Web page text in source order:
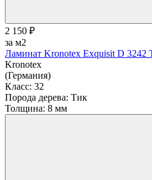
2 150 ₽
за м2
Ламинат Kronotex Exquisit D 3242
Kronotex
(Германия)
Класс: 32
Порода дерева: Тик
Толщина: 8 мм